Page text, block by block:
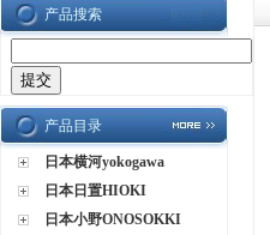
产品搜索
产品目录
日本横河yokogawa
日本日置HIOKI
日本小野ONOSOKKI